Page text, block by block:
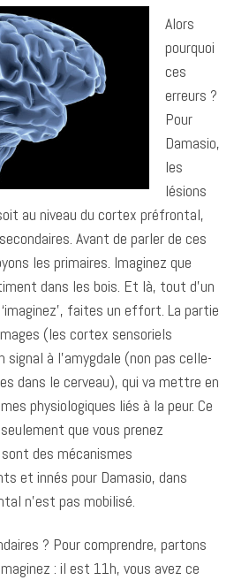
Alors
pourquoi
ces
erreurs ?
Pour
Damasio,
les
lésions
au niveau du cortex préfrontal,
Avant de parler de ces
les primaires. Imaginez que
dans les bois. Et là, tout d’un
faites un effort. La partie
(les cortex sensoriels
à l’amygdale (non pas celle-
dans le cerveau), qui va mettre en
physiologiques liés à la peur. Ce
que vous prenez
des mécanismes
et innés pour Damasio, dans
n’est pas mobilisé.
? Pour comprendre, partons
: il est 11h, vous avez ce